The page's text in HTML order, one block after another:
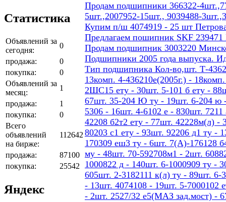
Статистика
Объявлений за
сегодня:
0
продажа:
0
покупка:
0
Объявлений за
месяц:
1
продажа:
1
покупка:
0
Всего
объявлений
на бирже:
112642
продажа:
87100
покупка:
25542
Яндекс
Продам подшипники 366322-
5шт.,2007952-15шт., 9039488-
Купим п/ш 4074919 - 25 шт
Предлагаем пошипник SKF 239471
Продам подшипник 3003220
Подшипники 2005 года выпуска.
Тип подшипника Кол-во,шт. Т-
13комп. 4-436210е(2005г.) -
2ШС15 ету - 30шт. 5-101 б ету -
67шт. 35-204 Ю ту - 19шт. 6-204 ю
5306 - 16шт. 4-6102 е - 830шт.
42208 б2т2 ету - 77шт. 42228м(л)
80203 с1 ету - 93шт. 92206 д1 ту
170309 еш3 ту - 6шт. 7(А)-176128
му - 48шт. 70-592708м1 - 2шт.
1000822 д - 140шт. 6-1000909 ту -
605шт. 2-3182111 к(л) ту - 89шт.
- 13шт. 4074108 - 19шт. 5-7000102
- 2шт. 2527/32 е5(МАЗ зад.мост) -